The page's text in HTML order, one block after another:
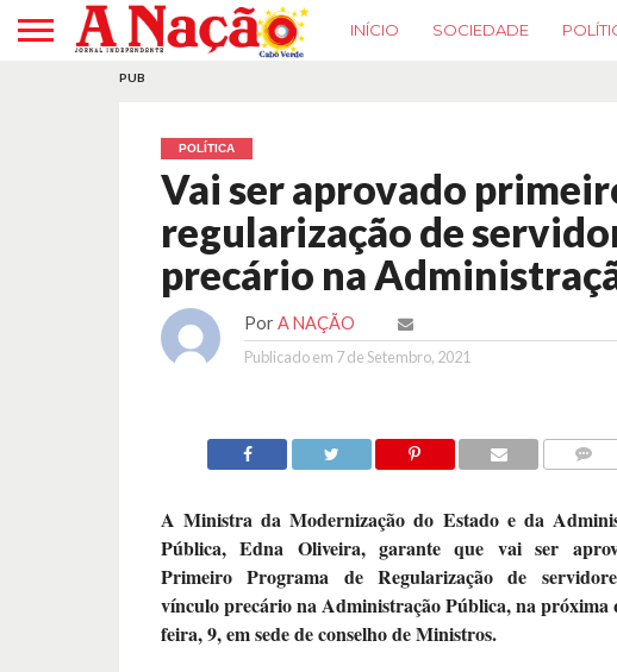
INÍCIO SOCIEDADE
PUB
POLÍTICA
Vai ser aprovado
regularização de
precário na
Por A NAÇÃO
Publicado em 7 de Setembro, 2021
A Ministra da Modernização do Estado e da
Pública, Edna Oliveira, garante que vai ser
Primeiro Programa de Regularização de
vínculo precário na Administração Pública, na próxima
feira, 9, em sede de conselho de Ministros.